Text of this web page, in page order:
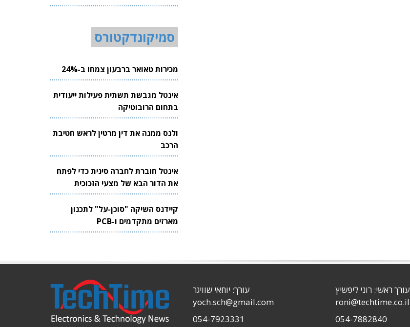
סמיקונדקטורס
מכירות טאואר ברבעון צמחו ב-24%
אינטל מגבשת תשתית פעילות ייעודית
בתחום הרובוטיקה
ולנס ממנה את דין מרטין לראש חטיבת
הרכב
אינטל חוברת לחברה סינית כדי לפתח
את הדור הבא של מצעי הזכוכית
לשבבים
קיידנס השיקה "סוכן-על" לתכנון
מארזים מתקדמים ו-PCB
עורך ראשי: רוני ליפשיץ
roni@techtime.co.il
054-7882840
עורך: יוחאי שוויגר
yoch.sch@gmail.com
054-7923331